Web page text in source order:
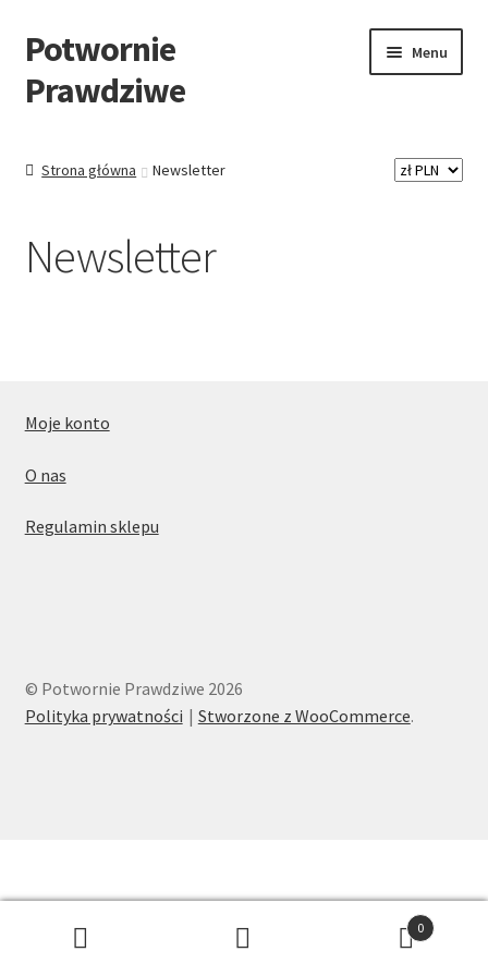
Potwornie
Prawdziwe
Menu
Plakaty
Strona główna Newsletter
Newsletter
Moje konto
O nas
Regulamin sklepu
© Potwornie Prawdziwe 2026
Polityka prywatności
Stworzone z WooCommerce.
0